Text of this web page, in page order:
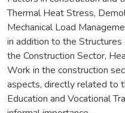
Thermal Heat Stress,
Mechanical Load
in addition to the
the Construction Sector,
Work in the construction
aspects, directly related to
Education and Vocational